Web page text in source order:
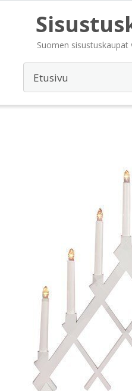
Suomen sisustuskaupat